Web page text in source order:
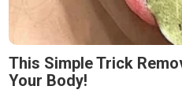
This Simple Trick
Your Body!